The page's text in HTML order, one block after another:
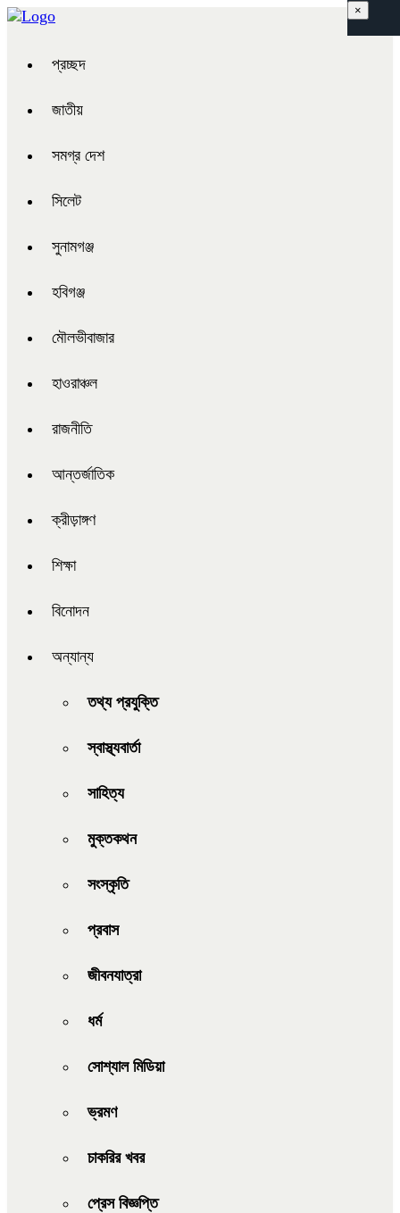
প্রচ্ছদ
জাতীয়
সমগ্র দেশ
সিলেট
সুনামগঞ্জ
হবিগঞ্জ
মৌলভীবাজার
হাওরাঞ্চল
রাজনীতি
আন্তর্জাতিক
ক্রীড়াঙ্গণ
শিক্ষা
বিনোদন
অন্যান্য
তথ্য প্রযুক্তি
স্বাস্থ্যবার্তা
সাহিত্য
মুক্তকথন
সংস্কৃতি
প্রবাস
জীবনযাত্রা
ধর্ম
সোশ্যাল মিডিয়া
ভ্রমণ
চাকরির খবর
প্রেস বিজ্ঞপ্তি
×